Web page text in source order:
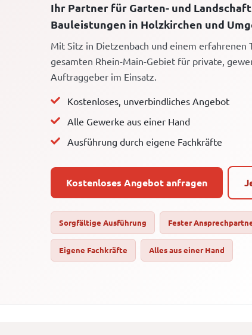
Ihr Partner für Garten- und
Bauleistungen in Holzkirchen und
Mit Sitz in Dietzenbach und einem erfahrenen
gesamten Rhein-Main-Gebiet für private,
Auftraggeber im Einsatz.
Kostenloses, unverbindliches Angebot
Alle Gewerke aus einer Hand
Ausführung durch eigene Fachkräfte
Kostenloses Angebot anfragen
Sorgfältige Ausführung Fester
Eigene Fachkräfte Alles aus einer Hand